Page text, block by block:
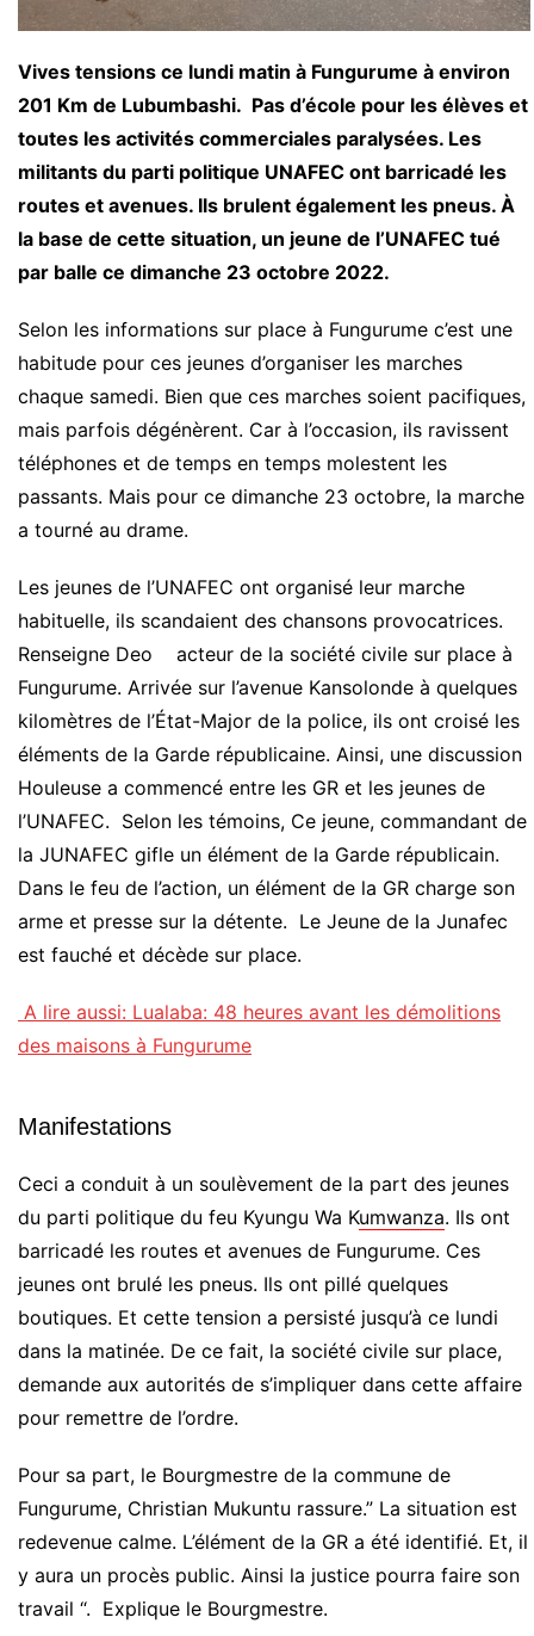
Vives tensions ce lundi matin à Fungurume à environ
201 Km de Lubumbashi. Pas d’école pour les élèves et
toutes les activités commerciales paralysées. Les
militants du parti politique UNAFEC ont barricadé les
routes et avenues. Ils brulent également les pneus. À
la base de cette situation, un jeune de l’UNAFEC tué
par balle ce dimanche 23 octobre 2022.
Selon les informations sur place à Fungurume c’est une
habitude pour ces jeunes d’organiser les marches
chaque samedi. Bien que ces marches soient pacifiques,
mais parfois dégénèrent. Car à l’occasion, ils ravissent
téléphones et de temps en temps molestent les
passants. Mais pour ce dimanche 23 octobre, la marche
a tourné au drame.
Les jeunes de l’UNAFEC ont organisé leur marche
habituelle, ils scandaient des chansons provocatrices.
Renseigne Deo acteur de la société civile sur place à
Fungurume. Arrivée sur l’avenue Kansolonde à quelques
kilomètres de l’État-Major de la police, ils ont croisé les
éléments de la Garde républicaine. Ainsi, une discussion
Houleuse a commencé entre les GR et les jeunes de
l’UNAFEC. Selon les témoins, Ce jeune, commandant de
la JUNAFEC gifle un élément de la Garde républicain.
Dans le feu de l’action, un élément de la GR charge son
arme et presse sur la détente. Le Jeune de la Junafec
est fauché et décède sur place.
A lire aussi: Lualaba: 48 heures avant les démolitions
des maisons à Fungurume
Manifestations
Ceci a conduit à un soulèvement de la part des jeunes
du parti politique du feu Kyungu Wa Kumwanza. Ils ont
barricadé les routes et avenues de Fungurume. Ces
jeunes ont brulé les pneus. Ils ont pillé quelques
boutiques. Et cette tension a persisté jusqu’à ce lundi
dans la matinée. De ce fait, la société civile sur place,
demande aux autorités de s’impliquer dans cette affaire
pour remettre de l’ordre.
Pour sa part, le Bourgmestre de la commune de
Fungurume, Christian Mukuntu rassure.” La situation est
redevenue calme. L’élément de la GR a été identifié. Et, il
y aura un procès public. Ainsi la justice pourra faire son
travail “. Explique le Bourgmestre.